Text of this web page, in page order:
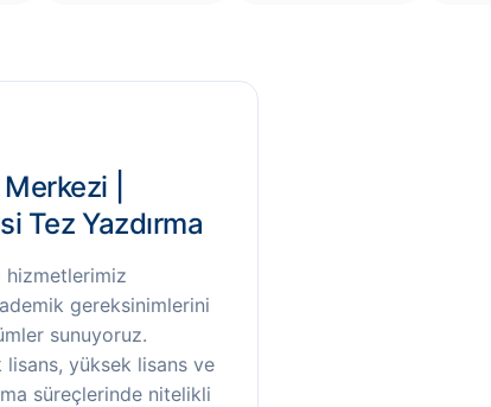
|
Tez Yazdırma
hizmetlerimiz
gereksinimlerini
sunuyoruz.
yüksek lisans ve
süreçlerinde nitelikli